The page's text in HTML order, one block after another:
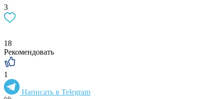
3
18
Рекомендовать
1
Написать в Telegram